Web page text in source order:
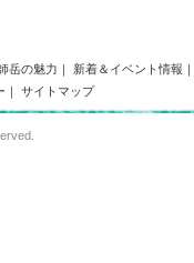
岳の魅力 ｜ 新着＆イベント情報 ｜
｜ サイトマップ